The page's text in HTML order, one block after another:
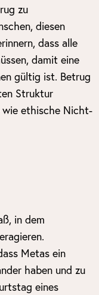
zu
diesen
dass alle
damit eine
gültig ist. Betrug
Struktur
ethische Nicht-
in dem
Metas ein
haben und zu
eines